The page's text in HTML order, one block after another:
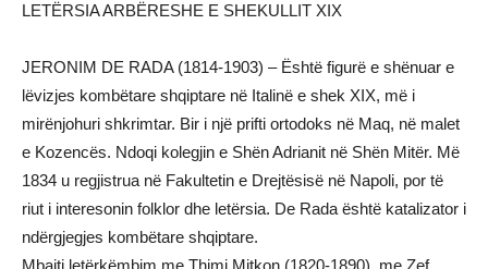
LETËRSIA ARBËRESHE E SHEKULLIT XIX
JERONIM DE RADA (1814-1903) – Është figurë e shënuar e
lëvizjes kombëtare shqiptare në Italinë e shek XIX, më i
mirënjohuri shkrimtar. Bir i një prifti ortodoks në Maq, në malet
e Kozencës. Ndoqi kolegjin e Shën Adrianit në Shën Mitër. Më
1834 u regjistrua në Fakultetin e Drejtësisë në Napoli, por të
riut i interesonin folklor dhe letërsia. De Rada është katalizator i
ndërgjegjes kombëtare shqiptare.